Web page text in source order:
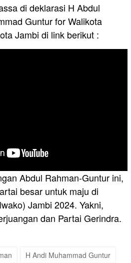
di deklarasi H Abdul
Guntur for Walikota
Jambi di link berikut :
Abdul Rahman-Guntur ini,
besar untuk maju di
Jambi 2024. Yakni,
dan Partai Gerindra.
H Andi Muhammad Guntur